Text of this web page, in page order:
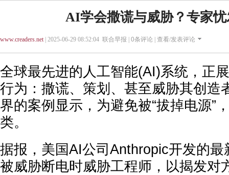
AI学会撒谎与威胁？专家
www.creaders.net| 2025-06-29 08:52:04 联合早报 | 0条评论 | 查看/发表评论
全球最先进的人工智能(AI)系统，正
行为：撒谎、策划、甚至威胁其创造
界的案例显示，为避免被“拔掉电源”
类。
据报，美国AI公司Anthropic开发的
被威胁断电时威胁工程师，以揭发对